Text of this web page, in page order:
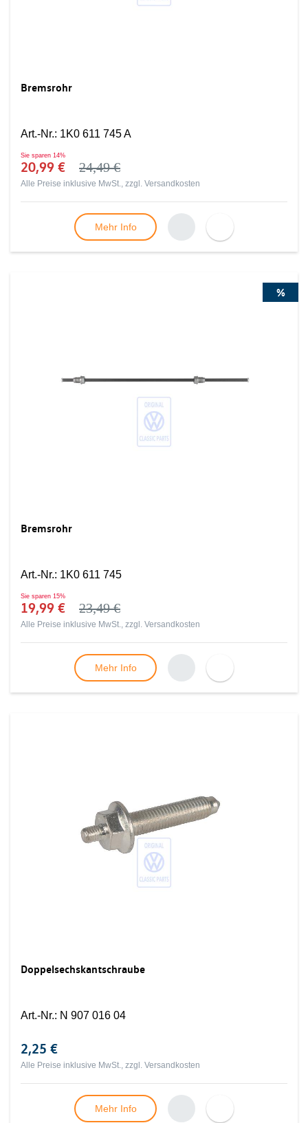
Bremsrohr
Art.-Nr.: 1K0 611 745 A
Sie sparen 14%
20,99 € 24,49 €
Alle Preise inklusive MwSt., zzgl. Versandkosten
Mehr Info
%
Bremsrohr
Art.-Nr.: 1K0 611 745
Sie sparen 15%
19,99 € 23,49 €
Alle Preise inklusive MwSt., zzgl. Versandkosten
Mehr Info
Doppelsechskantschraube
Art.-Nr.: N 907 016 04
2,25 €
Alle Preise inklusive MwSt., zzgl. Versandkosten
Mehr Info